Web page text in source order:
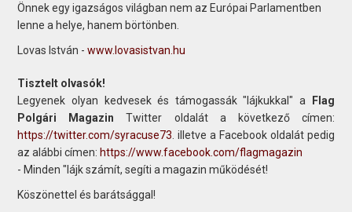
Önnek egy igazságos világban nem az Európai Parlamentben
lenne a helye, hanem börtönben.
Lovas István -www.lovasistvan.hu
Tisztelt olvasók!
Legyenek olyan kedvesek és támogassák "lájkukkal" a
Flag
Polgári Magazin Twitter oldalát a következő címen:
https://twitter.com/syracuse73 . illetve a Facebook oldalát pedig
az alábbi címen: https://www.facebook.com/flagmagazin
- Minden "lájk számít, segíti a magazin működését!
Köszönettel és barátsággal!